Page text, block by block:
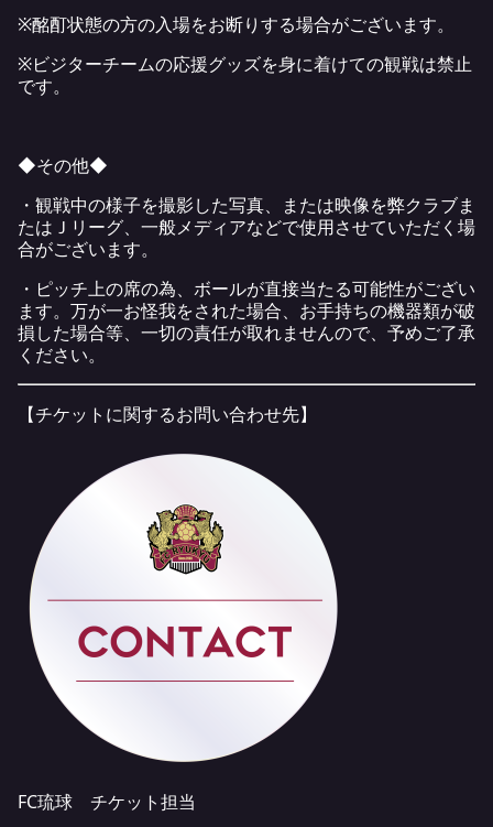
※酩酊状態の方の入場をお断りする場合がございます。
※ビジターチームの応援グッズを身に着けての観戦は禁止
です。
◆その他◆
・観戦中の様子を撮影した写真、または映像を弊クラブま
たはＪリーグ、一般メディアなどで使用させていただく場
合がございます。
・ピッチ上の席の為、ボールが直接当たる可能性がござい
ます。万が一お怪我をされた場合、お手持ちの機器類が破
損した場合等、一切の責任が取れませんので、予めご了承
ください。
【チケットに関するお問い合わせ先】
FC琉球 チケット担当